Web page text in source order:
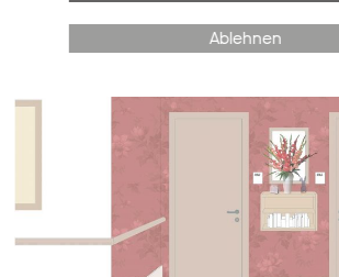
Ablehnen